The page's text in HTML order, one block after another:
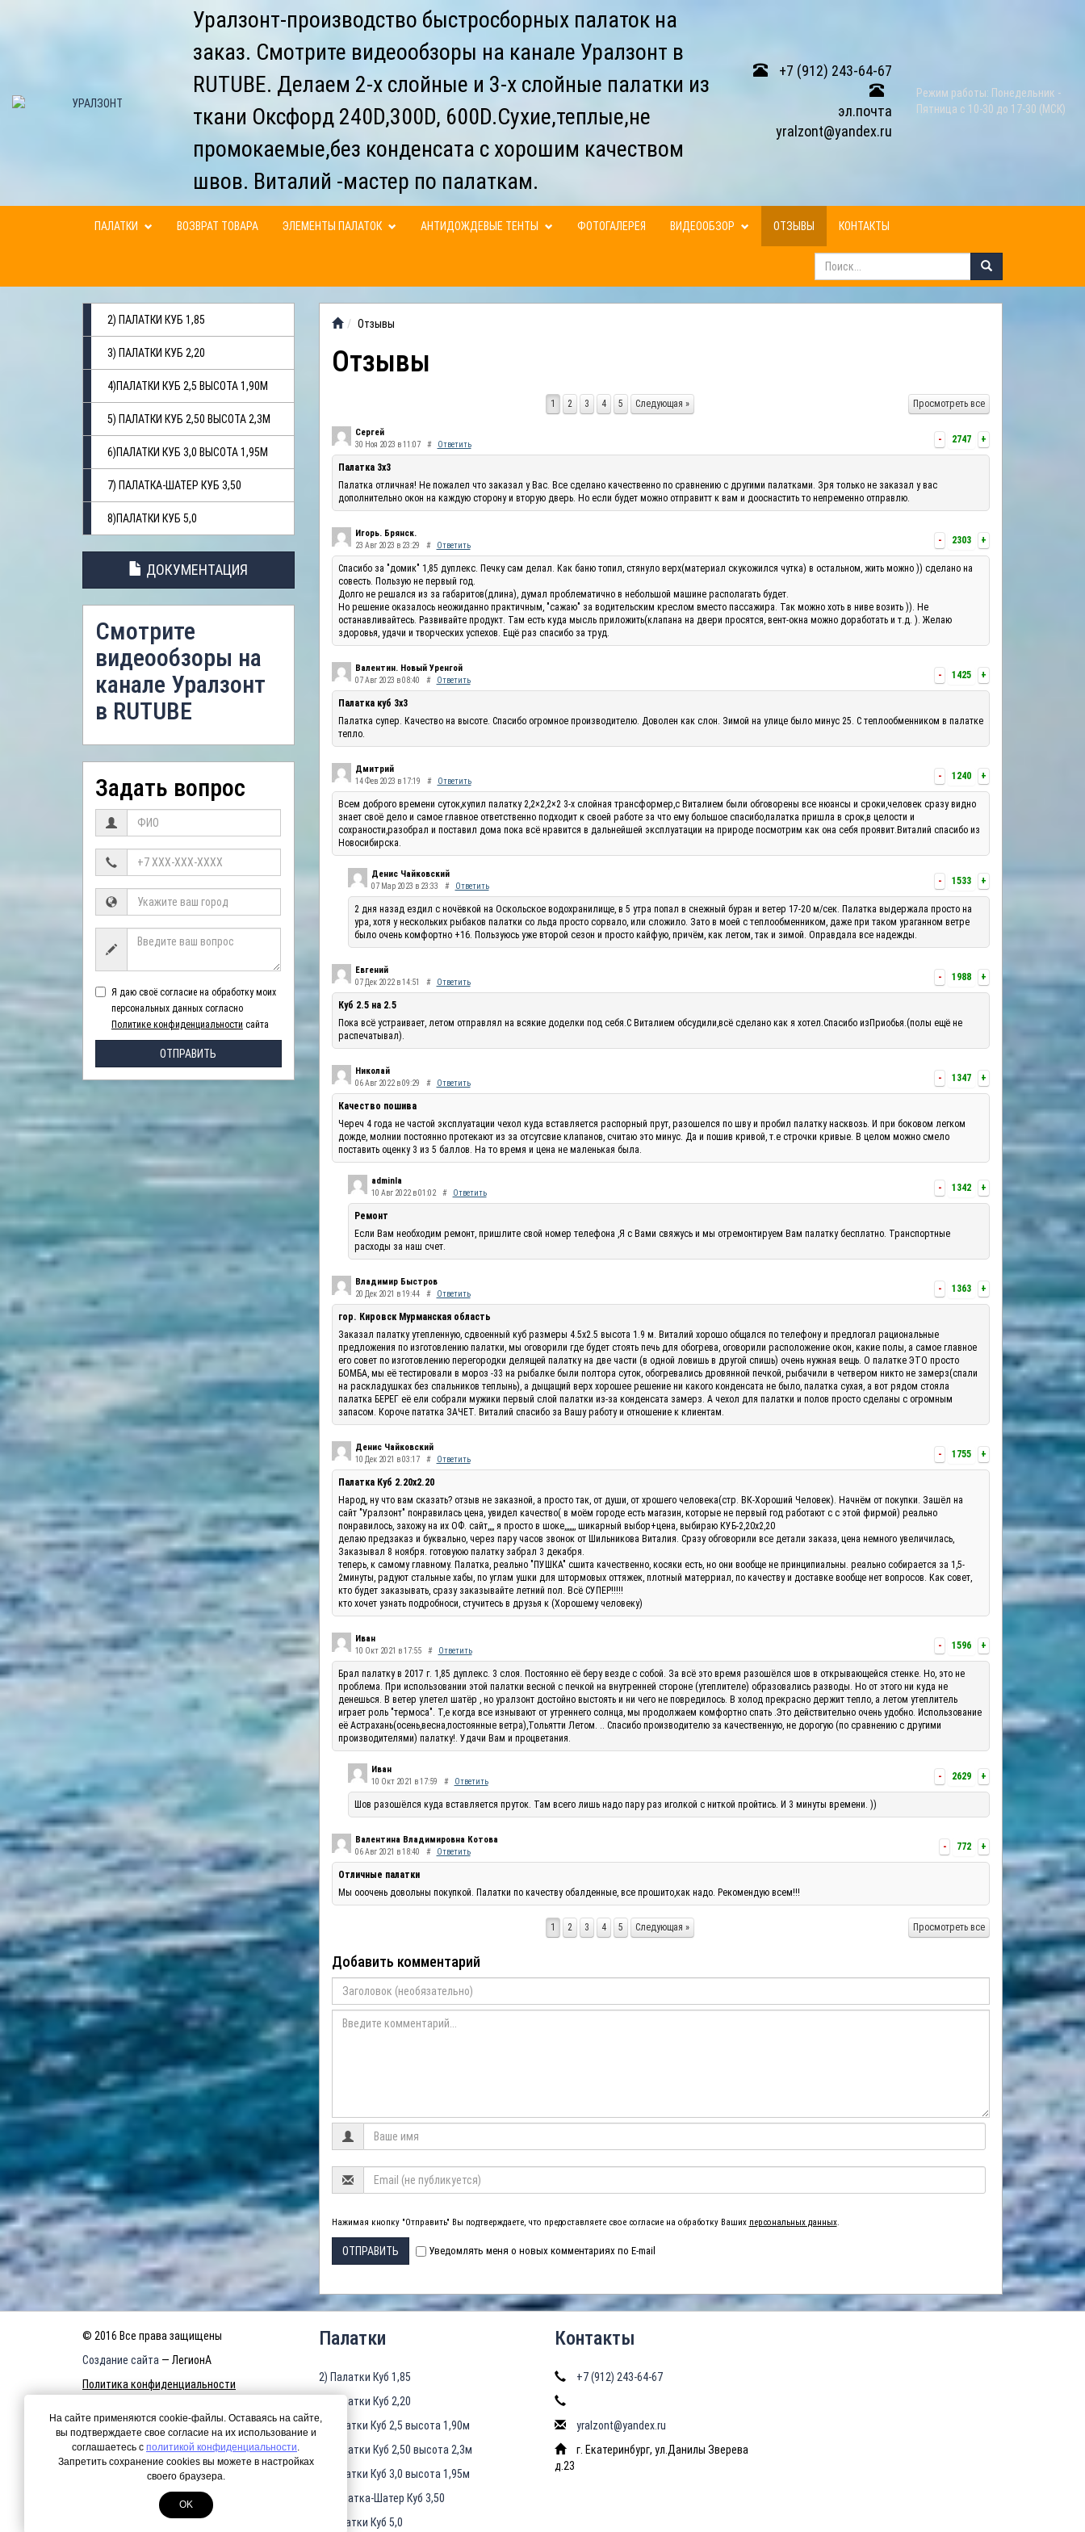
Уралзонт-производство быстросборных палаток на
заказ. Смотрите видеообзоры на канале Уралзонт в
RUTUBE. Делаем 2-х слойные и 3-х слойные палатки из
ткани Оксфорд 240D,300D, 600D.Сухие,теплые,не
промокаемые,без конденсата с хорошим качеством
швов. Виталий -мастер по палаткам.
+7 (912) 243-64-67
эл.почта
yralzont@yandex.ru
Режим работы: Понедельник -
Пятница с 10-30 до 17-30 (МСК)
ПАЛАТКИ ВОЗВРАТ ТОВАРА ЭЛЕМЕНТЫ ПАЛАТОК АНТИДОЖДЕВЫЕ ТЕНТЫ ФОТОГАЛЕРЕЯ ВИДЕООБЗОР ОТЗЫВЫ КОНТАКТЫ
2) ПАЛАТКИ КУБ 1,85
3) ПАЛАТКИ КУБ 2,20
4)ПАЛАТКИ КУБ 2,5 ВЫСОТА 1,90М
5) ПАЛАТКИ КУБ 2,50 ВЫСОТА 2,3М
6)ПАЛАТКИ КУБ 3,0 ВЫСОТА 1,95М
7) ПАЛАТКА-ШАТЕР КУБ 3,50
8)ПАЛАТКИ КУБ 5,0
ДОКУМЕНТАЦИЯ
Смотрите
видеообзоры на
канале Уралзонт
в RUTUBE
Задать вопрос
Я даю своё согласие на обработку моих
персональных данных согласно
Политике конфиденциальности сайта
ОТПРАВИТЬ
Отзывы
Отзывы
Просмотреть все
1 2 3 4 5 Следующая »
- 2747 +
Сергей
30 Ноя 2023 в 11:07 # Ответить
Палатка 3х3
Палатка отличная! Не пожалел что заказал у Вас. Все сделано качественно по сравнению с другими палатками. Зря только не заказал у вас
дополнительно окон на каждую сторону и вторую дверь. Но если будет можно отправитт к вам и дооснастить то непременно отправлю.
- 2303 +
Игорь. Брянск.
23 Авг 2023 в 23:29 # Ответить
Спасибо за "домик" 1,85 дуплекс. Печку сам делал. Как баню топил, стянуло верх(материал скукожился чутка) в остальном, жить можно )) сделано на
совесть. Пользую не первый год.
Долго не решался из за габаритов(длина), думал проблематично в небольшой машине располагать будет.
Но решение оказалось неожиданно практичным, "сажаю" за водительским креслом вместо пассажира. Так можно хоть в ниве возить )). Не
останавливайтесь. Развивайте продукт. Там есть куда мысль приложить(клапана на двери просятся, вент-окна можно доработать и т.д. ). Желаю
здоровья, удачи и творческих успехов. Ещё раз спасибо за труд.
- 1425 +
Валентин. Новый Уренгой
07 Авг 2023 в 08:40 # Ответить
Палатка куб 3х3
Палатка супер. Качество на высоте. Спасибо огромное производителю. Доволен как слон. Зимой на улице было минус 25. С теплообменником в палатке
тепло.
- 1240 +
Дмитрий
14 Фев 2023 в 17:19 # Ответить
Всем доброго времени суток,купил палатку 2,2×2,2×2 3-х слойная трансформер,с Виталием были обговорены все нюансы и сроки,человек сразу видно
знает своё дело и самое главное ответственно подходит к своей работе за что ему большое спасибо,палатка пришла в срок,в целости и
сохраности,разобрал и поставил дома пока всё нравится в дальнейшей эксплуатации на природе посмотрим как она себя проявит.Виталий спасибо из
Новосибирска.
- 1533 +
Денис Чайковский
07 Мар 2023 в 23:33 # Ответить
2 дня назад ездил с ночёвкой на Оскольское водохранилище, в 5 утра попал в снежный буран и ветер 17-20 м/сек. Палатка выдержала просто на
ура, хотя у нескольких рыбаков палатки со льда просто сорвало, или сложило. Зато в моей с теплообменником, даже при таком ураганном ветре
было очень комфортно +16. Пользуюсь уже второй сезон и просто кайфую, причём, как летом, так и зимой. Оправдала все надежды.
- 1988 +
Евгений
07 Дек 2022 в 14:51 # Ответить
Куб 2.5 на 2.5
Пока всё устраивает, летом отправлял на всякие доделки под себя.С Виталием обсудили,всё сделано как я хотел.Спасибо изПриобья.(полы ещё не
распечатывал).
- 1347 +
Николай
06 Авг 2022 в 09:29 # Ответить
Качество пошива
Череч 4 года не частой эксплуатации чехол куда вставляется распорный прут, разошелся по шву и пробил палатку насквозь. И при боковом легком
дожде, молнии постоянно протекают из за отсутсвие клапанов, считаю это минус. Да и пошив кривой, т.е строчки кривые. В целом можно смело
поставить оценку 3 из 5 баллов. На то время и цена не маленькая была.
- 1342 +
adminla
10 Авг 2022 в 01:02 # Ответить
Ремонт
Если Вам необходим ремонт, пришлите свой номер телефона ,Я с Вами свяжусь и мы отремонтируем Вам палатку бесплатно. Транспортные
расходы за наш счет.
- 1363 +
Владимир Быстров
20 Дек 2021 в 19:44 # Ответить
гор. Кировск Мурманская область
Заказал палатку утепленную, сдвоенный куб размеры 4.5х2.5 высота 1.9 м. Виталий хорошо общался по телефону и предлогал рациональные
предложения по изготовлению палатки, мы оговорили где будет стоять печь для обогрева, оговорили расположение окон, какие полы, а самое главное
его совет по изготовлению перегородки делящей палатку на две части (в одной ловишь в другой спишь) очень нужная вещь. О палатке ЭТО просто
БОМБА, мы её тестировали в мороз -33 на рыбалке были полтора суток, обогревались дровянной печкой, рыбачили в четвером никто не замерз(спали
на раскладушках без спальников теплынь), а дыщащий верх хорошее решение ни какого конденсата не было, палатка сухая, а вот рядом стояла
палатка БЕРЕГ её ели собрали мужики первый слой палатки из-за конденсата замерз. А чехол для палатки и полов просто сделаны с огромным
запасом. Короче пататка ЗАЧЕТ. Виталий спасибо за Вашу работу и отношение к клиентам.
- 1755 +
Денис Чайковский
10 Дек 2021 в 03:17 # Ответить
Палатка Куб 2.20x2.20
Народ, ну что вам сказать? отзыв не заказной, а просто так, от души, от хрошего человека(стр. ВК-Хороший Человек). Начнём от покупки. Зашёл на
сайт "Уралзонт" понравилась цена, увидел качество( в моём городе есть магазин, которые не первый год работают с с этой фирмой) реально
понравилось, захожу на их ОФ. сайт,,,, я просто в шоке,,,,,,, шикарный выбор+цена, выбираю КУБ-2,20х2,20
делаю предзаказ и буквально, через пару часов звонок от Шильникова Виталия. Сразу обговорили все детали заказа, цена немного увеличилась,
Заказывал 8 ноября. готовуюю палатку забрал 3 декабря.
теперь, к самому главному. Палатка, реально "ПУШКА" сшита качественно, косяки есть, но они вообще не принципиальны. реально собирается за 1,5-
2минуты, радуют стальные хабы, по углам ушки для штормовых оттяжек, плотный матерриал, по качеству и доставке вообще нет вопросов. Как совет,
кто будет заказывать, сразу заказывайте летний пол. Всё СУПЕР!!!!!
кто хочет узнать подробноси, стучитесь в друзья к (Хорошему человеку)
- 1596 +
Иван
10 Окт 2021 в 17:55 # Ответить
Брал палатку в 2017 г. 1,85 дуплекс. 3 слоя. Постоянно её беру везде с собой. За всё это время разошёлся шов в открывающейся стенке. Но, это не
проблема. При использовании этой палатки весной с печкой на внутренней стороне (утеплителе) образовались разводы. Но от этого ни куда не
денешься. В ветер улетел шатёр , но уралзонт достойно выстоять и ни чего не повредилось. В холод прекрасно держит тепло, а летом утеплитель
играет роль "термоса". Т,е когда все изнывают от утреннего солнца, мы продолжаем комфортно спать .Это действительно очень удобно. Использование
её Астрахань(осень,весна,постоянные ветра),Тольятти Летом. .. Спасибо производителю за качественную, не дорогую (по сравнению с другими
производителями) палатку!. Удачи Вам и процветания.
- 2629 +
Иван
10 Окт 2021 в 17:59 # Ответить
Шов разошёлся куда вставляется пруток. Там всего лишь надо пару раз иголкой с ниткой пройтись. И 3 минуты времени. ))
- 772 +
Валентина Владимировна Котова
06 Авг 2021 в 18:40 # Ответить
Отличные палатки
Мы ооочень довольны покупкой. Палатки по качеству обалденные, все прошито,как надо. Рекомендую всем!!!
Просмотреть все
1 2 3 4 5 Следующая »
Добавить комментарий
Нажимая кнопку "Отправить" Вы подтверждаете, что предоставляете свое согласие на обработку Ваших персональных данных.
ОТПРАВИТЬ Уведомлять меня о новых комментариях по E-mail
© 2016 Все права защищены
Создание сайта — ЛегионА
Политика конфиденциальности
КАРТА САЙТА
Палатки
2) Палатки Куб 1,85
3) Палатки Куб 2,20
4)Палатки Куб 2,5 высота 1,90м
5) Палатки Куб 2,50 высота 2,3м
6)Палатки Куб 3,0 высота 1,95м
7) Палатка-Шатер Куб 3,50
8)Палатки Куб 5,0
Контакты
+7 (912) 243-64-67
yralzont@yandex.ru
г. Екатеринбург, ул.Данилы Зверева
д.23
На сайте применяются cookie-файлы. Оставаясь на сайте,
вы подтверждаете свое согласие на их использование и
соглашаетесь с политикой конфиденциальности.
Запретить сохранение cookies вы можете в настройках
своего браузера.
OK